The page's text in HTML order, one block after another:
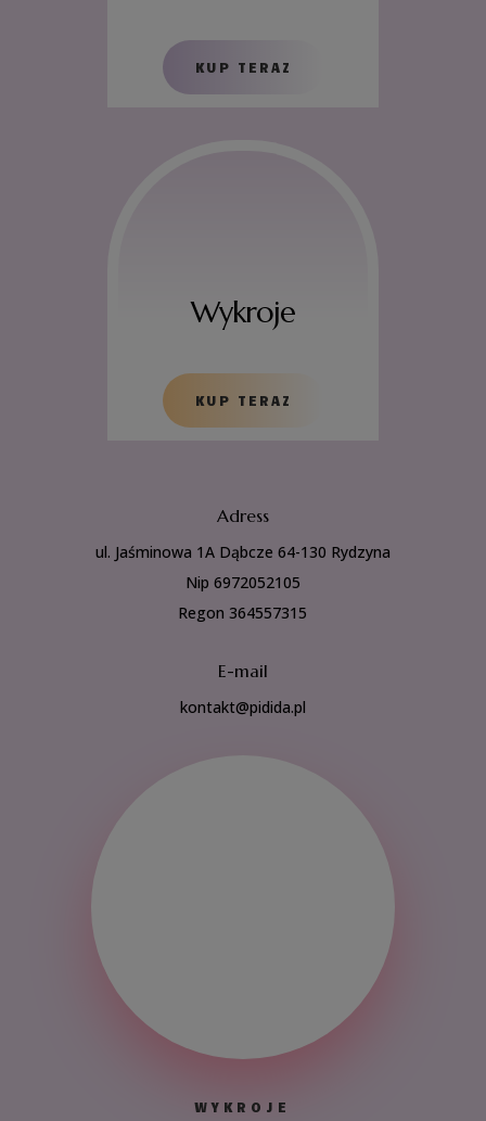
KUP TERAZ
Wykroje
KUP TERAZ
Adress
ul. Jaśminowa 1A Dąbcze 64-130 Rydzyna
Nip 6972052105
Regon 364557315
E-mail
kontakt@pidida.pl
WYKROJE